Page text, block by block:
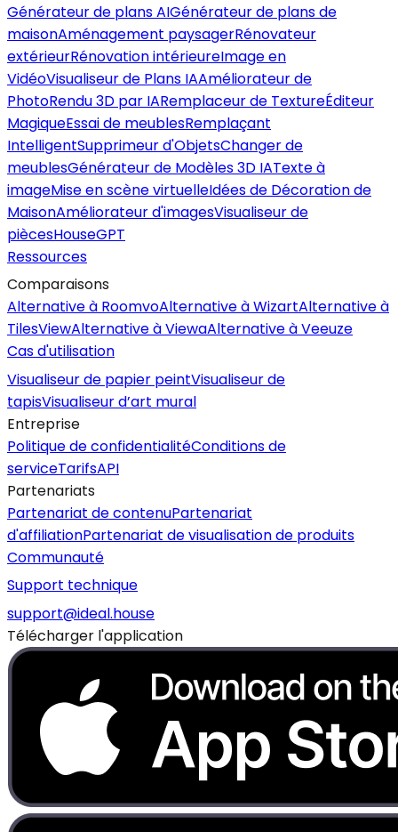
Générateur de plans AIGénérateur de plans de
maisonAménagement paysagerRénovateur
extérieurRénovation intérieureImage en
VidéoVisualiseur de Plans IAAméliorateur de
PhotoRendu 3D par IARemplaceur de TextureÉditeur
MagiqueEssai de meublesRemplaçant
IntelligentSupprimeur d'ObjetsChanger de
meublesGénérateur de Modèles 3D IATexte à
imageMise en scène virtuelleIdées de Décoration de
MaisonAméliorateur d'imagesVisualiseur de
piècesHouseGPT
Ressources
Comparaisons
Alternative à RoomvoAlternative à WizartAlternative à
TilesViewAlternative à ViewaAlternative à Veeuze
Cas d'utilisation
Visualiseur de papier peintVisualiseur de
tapisVisualiseur d’art mural
Entreprise
Politique de confidentialitéConditions de
serviceTarifsAPI
Partenariats
Partenariat de contenuPartenariat
d'affiliationPartenariat de visualisation de produits
Communauté
Support technique
support@ideal.house
Télécharger l'application